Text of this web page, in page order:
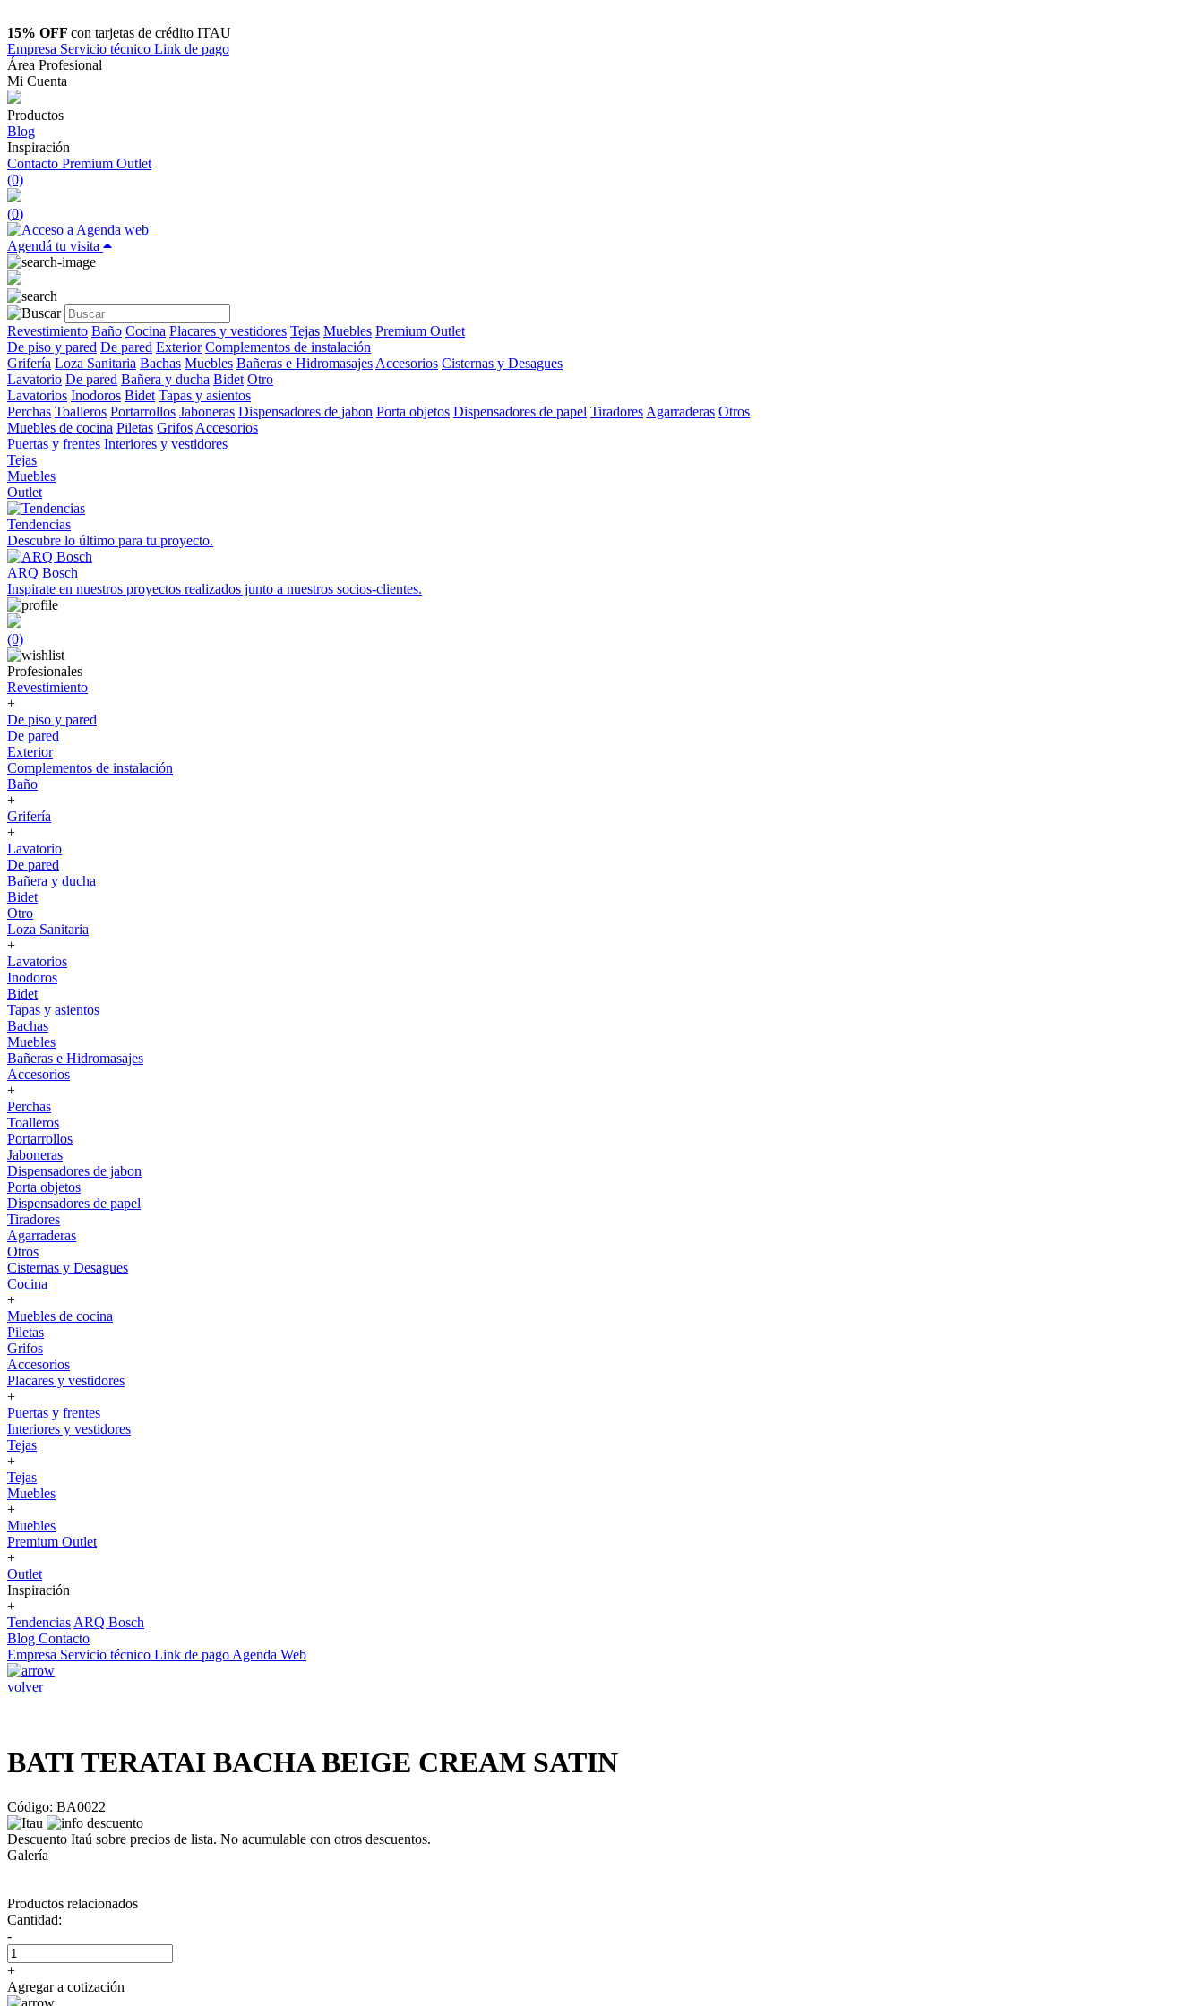
15% OFF con tarjetas de crédito ITAU
Empresa Servicio técnico Link de pago
Área Profesional
Mi Cuenta
Productos
Blog
Inspiración
Contacto Premium Outlet
(0)
(0)
Agendá tu visita
Revestimiento Baño Cocina Placares y vestidores Tejas Muebles Premium Outlet
De piso y pared De pared Exterior Complementos de instalación
Grifería Loza Sanitaria Bachas Muebles Bañeras e Hidromasajes Accesorios Cisternas y Desagues
Lavatorio De pared Bañera y ducha Bidet Otro
Lavatorios Inodoros Bidet Tapas y asientos
Perchas Toalleros Portarrollos Jaboneras Dispensadores de jabon Porta objetos Dispensadores de papel Tiradores Agarraderas Otros
Muebles de cocina Piletas Grifos Accesorios
Puertas y frentes Interiores y vestidores
Tejas
Muebles
Outlet
Tendencias
Descubre lo último para tu proyecto.
ARQ Bosch
Inspirate en nuestros proyectos realizados junto a nuestros socios-clientes.
(0)
Profesionales
Revestimiento
+
De piso y pared
De pared
Exterior
Complementos de instalación
Baño
+
Grifería
+
Lavatorio
De pared
Bañera y ducha
Bidet
Otro
Loza Sanitaria
+
Lavatorios
Inodoros
Bidet
Tapas y asientos
Bachas
Muebles
Bañeras e Hidromasajes
Accesorios
+
Perchas
Toalleros
Portarrollos
Jaboneras
Dispensadores de jabon
Porta objetos
Dispensadores de papel
Tiradores
Agarraderas
Otros
Cisternas y Desagues
Cocina
+
Muebles de cocina
Piletas
Grifos
Accesorios
Placares y vestidores
+
Puertas y frentes
Interiores y vestidores
Tejas
+
Tejas
Muebles
+
Muebles
Premium Outlet
+
Outlet
Inspiración
+
Tendencias ARQ Bosch
Blog Contacto
Empresa Servicio técnico Link de pago Agenda Web
volver
BATI TERATAI BACHA BEIGE CREAM SATIN
Código: BA0022
Descuento Itaú sobre precios de lista. No acumulable con otros descuentos.
Galería
Productos relacionados
Cantidad:
-
+
Agregar a cotización